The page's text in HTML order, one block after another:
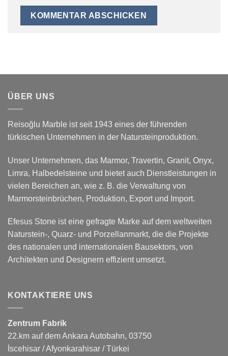
ÜBER UNS
Reisoğlu Marble ist seit 1943 eines der führenden
türkischen Unternehmen in der Natursteinproduktion.
Unser Unternehmen, das Marmor, Travertin, Granit, Onyx,
Limra, Halbedelsteine und bietet auch Dienstleistungen in
vielen Bereichen an, wie z. B. die Verwaltung von
Marmorsteinbrüchen, Produktion, Export und Import.
Efesus Stone ist eine gefragte Marke auf dem weltweiten
Naturstein-, Quarz- und Porzellanmarkt, die die Projekte
des nationalen und internationalen Bausektors, von
Architekten und Designern effizient umsetzt.
KONTAKTIERE UNS
Zentrum Fabrik
22.km auf dem Ankara Autobahn, 03750
İscehisar / Afyonkarahisar / Türkei